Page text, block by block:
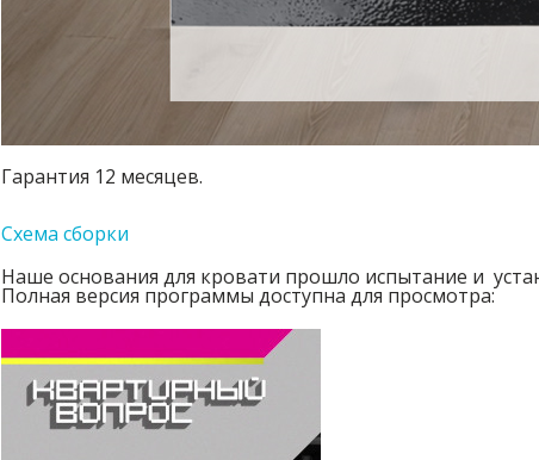
Гарантия 12 месяцев.
Схема сборки
Наше основания для кровати прошло испытание и
Полная версия программы доступна для просмотра: